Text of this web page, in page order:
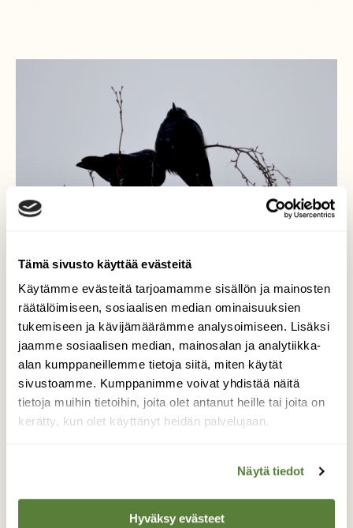
Tämä sivusto käyttää evästeitä
Käytämme evästeitä tarjoamamme sisällön ja mainosten
räätälöimiseen, sosiaalisen median ominaisuuksien
tukemiseen ja kävijämäärämme analysoimiseen. Lisäksi
jaamme sosiaalisen median, mainosalan ja analytiikka-
alan kumppaneillemme tietoja siitä, miten käytät
sivustoamme. Kumppanimme voivat yhdistää näitä
tietoja muihin tietoihin, joita olet antanut heille tai joita on
kerätty, kun olet käyttänyt heidän palvelujaan.
Näytä tiedot
Hyväksy evästeet
Naakat
Jopa naakat tuovat vaihtelua harmaaseen,
hiljaiseen, talvipäivään.
TAKAISIN LISTAAN